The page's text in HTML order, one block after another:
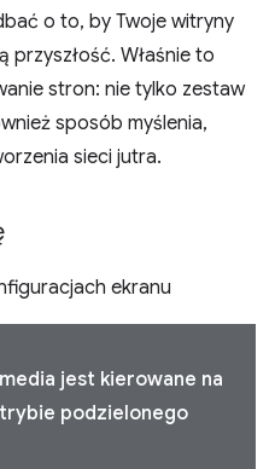
o to, by Twoje witryny
przyszłość. Właśnie to
stron: nie tylko zestaw
sposób myślenia,
sieci jutra.
ekranu
jest kierowane na
podzielonego